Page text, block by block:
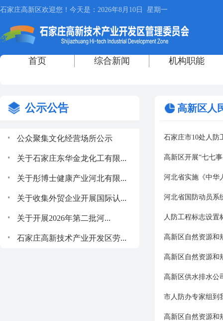
公示公告
. 公众聚集文化经营场所公示
. 关于石家庄东华金龙化工有限...
. 关于彤博士健康产业河北有限...
. 关于收集外贸企业开展国际认...
. 关于开展2026年第二批河...
. 石家庄高新技术产业开发区劳...
高新区人
石家庄市10处人防
高新区开展“七七
河北省实施《中华
河北省国防动员系
人防工程标志设置
高新区自然资源和
高新区自然资源和
高新区供水排水公
市人防办专家组到
高新区自然资源和